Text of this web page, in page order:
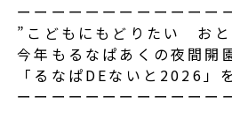
ーーーーーーーーーーーー
”こどもにもどりたい おと
今年もるなぱあくの夜間開
「るなぱDEないと2026」
ーーーーーーーーーーーー